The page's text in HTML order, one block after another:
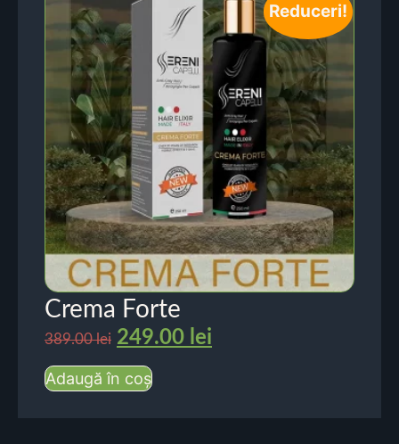
Reduceri!
Crema Forte
389.00lei 249.00 lei
Adaugă în coș